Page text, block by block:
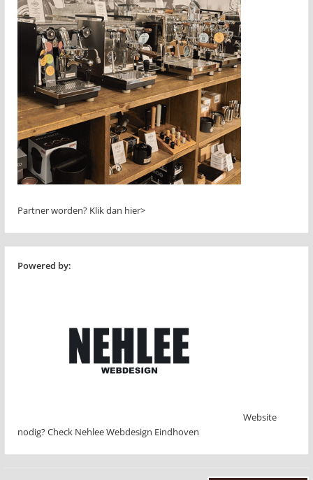
Partner worden? Klik dan hier>
Powered by:
Website
nodig? Check Nehlee Webdesign Eindhoven